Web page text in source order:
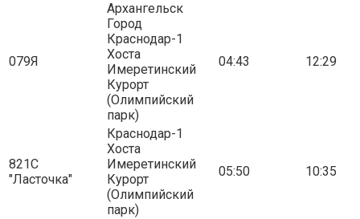
079Я
Архангельск
Город
Краснодар-1
Хоста
Имеретинский
Курорт
(Олимпийский
парк)
04:43 12:29
821С
"Ласточка"
Краснодар-1
Хоста
Имеретинский
Курорт
(Олимпийский
парк)
05:50 10:35